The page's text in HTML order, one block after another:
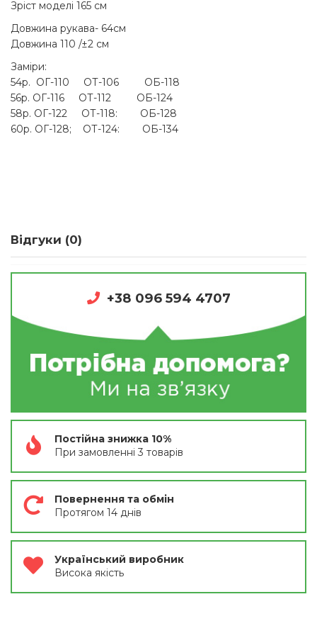
Зріст моделі 165 см
Довжина рукава- 64см
Довжина 110 /±2 см
Заміри:
54р. ОГ-110 ОТ-106 ОБ-118
56р. ОГ-116 ОТ-112 ОБ-124
58р. ОГ-122 ОТ-118: ОБ-128
60р. ОГ-128; ОТ-124: ОБ-134
Відгуки (0)
+38 096 594 4707
Постійна знижка 10%
При замовленні 3 товарів
Повернення та обмін
Протягом 14 днів
Український виробник
Висока якість